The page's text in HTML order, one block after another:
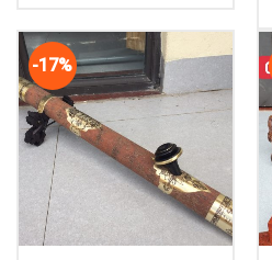
-17%